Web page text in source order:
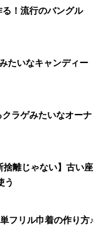
！流行のバングル
たいなキャンディー
ラゲみたいなオーナ
捨離じゃない】古い座
う
フリル巾着の作り方♪